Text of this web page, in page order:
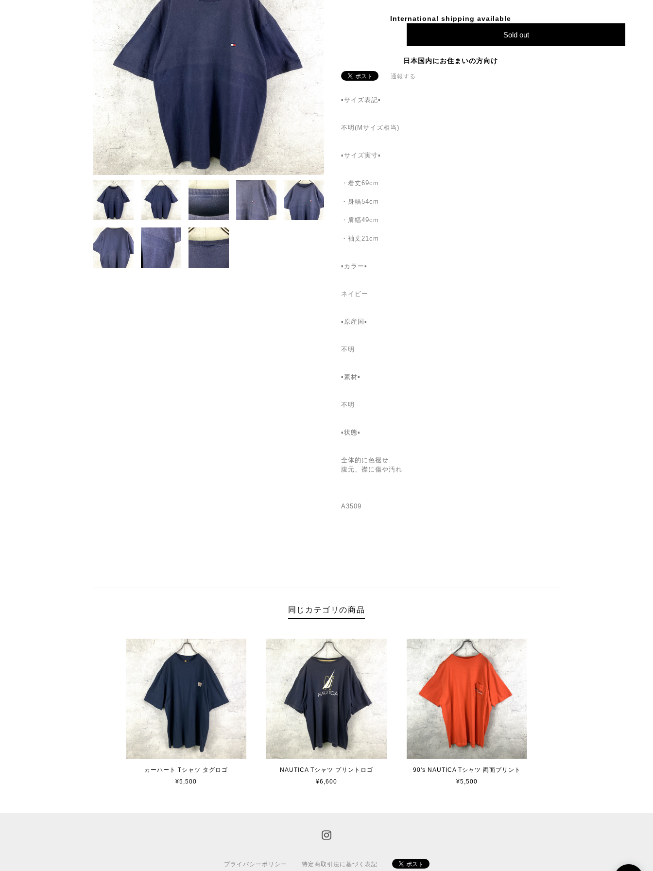
International shipping available
Sold out
日本国内にお住まいの方向け
通報する
▪️サイズ表記▪️
不明(Mサイズ相当)
▪️サイズ実寸▪️
・着丈69cm
・身幅54cm
・肩幅49cm
・袖丈21cm
▪️カラー▪
ネイビー
▪️原産国▪️
不明
▪️素材▪️
不明
▪️状態▪️
全体的に色褪せ
腹元、襟に傷や汚れ
A3509
同じカテゴリの商品
カーハート Tシャツ タグロゴ
¥5,500
NAUTICA Tシャツ プリントロゴ
¥6,600
90's NAUTICA Tシャツ 両面プリント
¥5,500
プライバシーポリシー 特定商取引法に基づく表記